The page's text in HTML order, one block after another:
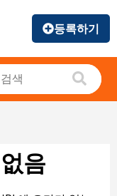
등록하기
음